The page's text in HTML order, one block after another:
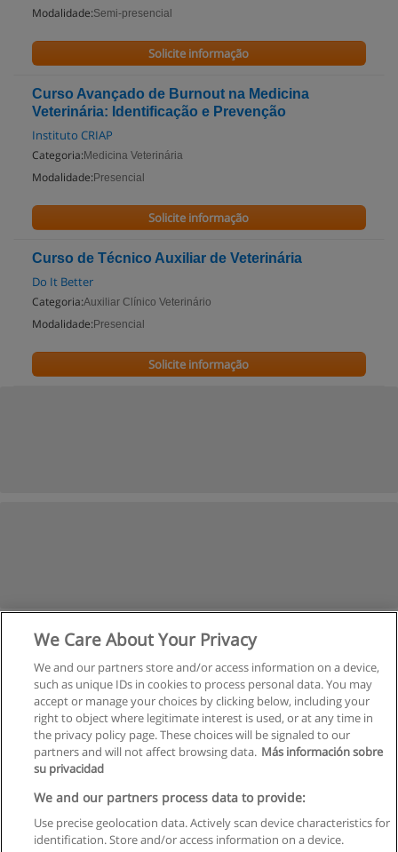
Modalidade:Semi-presencial
Solicite informação
Curso Avançado de Burnout na Medicina
Veterinária: Identificação e Prevenção
Instituto CRIAP
Categoria: Medicina Veterinária
Modalidade: Presencial
Solicite informação
Curso de Técnico Auxiliar de Veterinária
Do It Better
Categoria:Auxiliar Clínico Veterinário
Modalidade: Presencial
Solicite informação
Regras de uso
Privacidade de dados
We Care About Your Privacy
We and our partners store and/or access information on a device,
such as unique IDs in cookies to process personal data. You may
accept or manage your choices by clicking below, including your
right to object where legitimate interest is used, or at any time in
the privacy policy page. These choices will be signaled to our
partners and will not affect browsing data. Más información sobre
su privacidad
We and our partners process data to provide:
Use precise geolocation data. Actively scan device characteristics for
identification. Store and/or access information on a device.